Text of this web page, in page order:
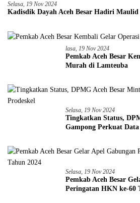
Selasa, 19 Nov 2024
Kadisdik Dayah Aceh Besar Hadiri
Lasa, 19 Nov 2024
Pemkab Aceh Besar
Murah di Lamteuba
Selasa, 19 Nov 2024
Tingkatkan Status,
Gampong Perkuat Data
Selasa, 19 Nov 2024
Pemkab Aceh Besar
Peringatan HKN ke-60